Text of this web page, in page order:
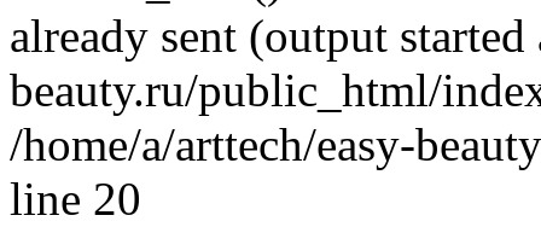
already sent (output
beauty.ru/public_html/
/home/a/arttech/easy-
line 20